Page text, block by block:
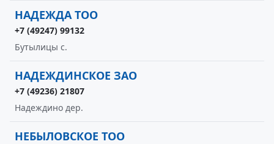
НАДЕЖДА ТОО
+7 (49247) 99132
Бутылицы с.
НАДЕЖДИНСКОЕ ЗАО
+7 (49236) 21807
Надеждино дер.
НЕБЫЛОВСКОЕ ТОО